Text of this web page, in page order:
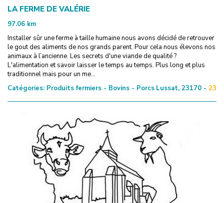
LA FERME DE VALÉRIE
97.06 km
Installer sûr une ferme à taille humaine nous avons décidé de retrouver
le gout des aliments de nos grands parent. Pour cela nous élevons nos
animaux à l’ancienne. Les secrets d'une viande de qualité ?
L'alimentation et savoir laisser le temps au temps. Plus long et plus
traditionnel mais pour un me...
Catégories: Produits fermiers - Bovins - Porcs Lussat, 23170 - 23